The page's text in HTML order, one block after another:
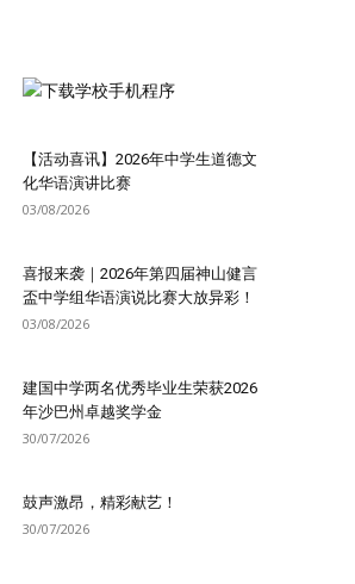
【活动喜讯】2026年中学生道德文
化华语演讲比赛
03/08/2026
喜报来袭｜2026年第四届神山健言
盃中学组华语演说比赛大放异彩！
03/08/2026
建国中学两名优秀毕业生荣获2026
年沙巴州卓越奖学金
30/07/2026
鼓声激昂，精彩献艺！
30/07/2026